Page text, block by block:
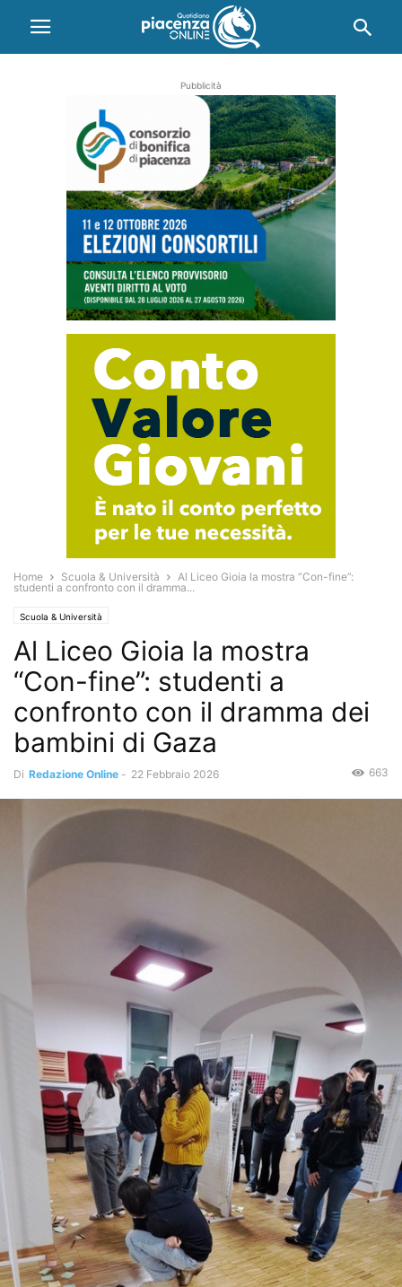
Pubblicità
Home Scuola & Università
Al Liceo Gioia la mostra “Con-fine”:
studenti a confronto con il dramma...
Scuola & Università
Al Liceo Gioia la mostra
“Con-fine”: studenti a
confronto con il dramma dei
bambini di Gaza
Di Redazione Online - 22 Febbraio 2026 663